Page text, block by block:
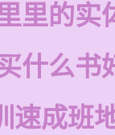
里的实
什么书
速成班